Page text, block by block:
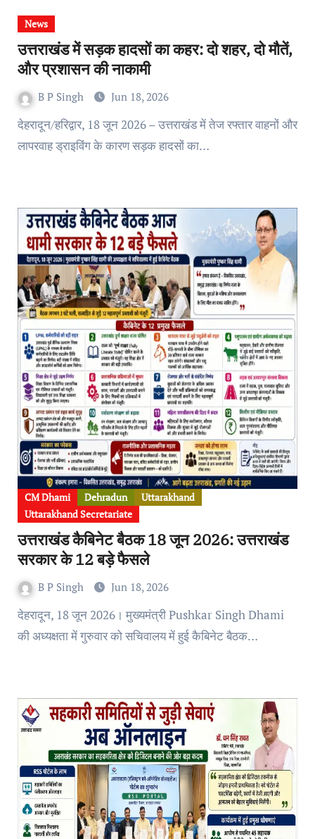
News
उत्तराखंड में सड़क हादसों का कहर: दो शहर, दो मौतें,
और प्रशासन की नाकामी
B P Singh Jun 18, 2026
देहरादून/हरिद्वार, 18 जून 2026 – उत्तराखंड में तेज रफ्तार वाहनों और
लापरवाह ड्राइविंग के कारण सड़क हादसों का…
CM Dhami Dehradun
Uttarakhand
Uttarakhand Secretariate
उत्तराखंड कैबिनेट बैठक 18 जून 2026: उत्तराखंड
सरकार के 12 बड़े फैसले
B P Singh Jun 18, 2026
देहरादून, 18 जून 2026। मुख्यमंत्री Pushkar Singh Dhami
की अध्यक्षता में गुरुवार को सचिवालय में हुई कैबिनेट बैठक…